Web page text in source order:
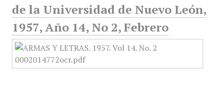
de la Universidad de Nuevo León,
1957, Año 14, No 2, Febrero